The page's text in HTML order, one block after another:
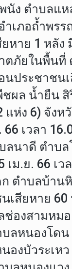
นัง ตำบลแ
เภอถ้ำพร
าย 1 หลั
ตภัยในพื้น
นประชาช
ล น้ำยืน สิ
แห่ง 6) จัง
เวลา
ลนาดี ตำบ
ม.ย. 66 เ
ตำบลบ้า
เสียหาย
องสามหม
หนองโด
งบัวระเห